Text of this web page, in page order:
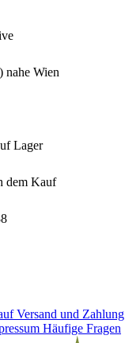
nahe Wien
Lager
dem Kauf
Versand und Zahlung
Häufige Fragen